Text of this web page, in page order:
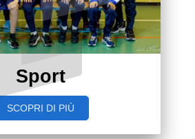
Sport
SCOPRI DI PIÙ